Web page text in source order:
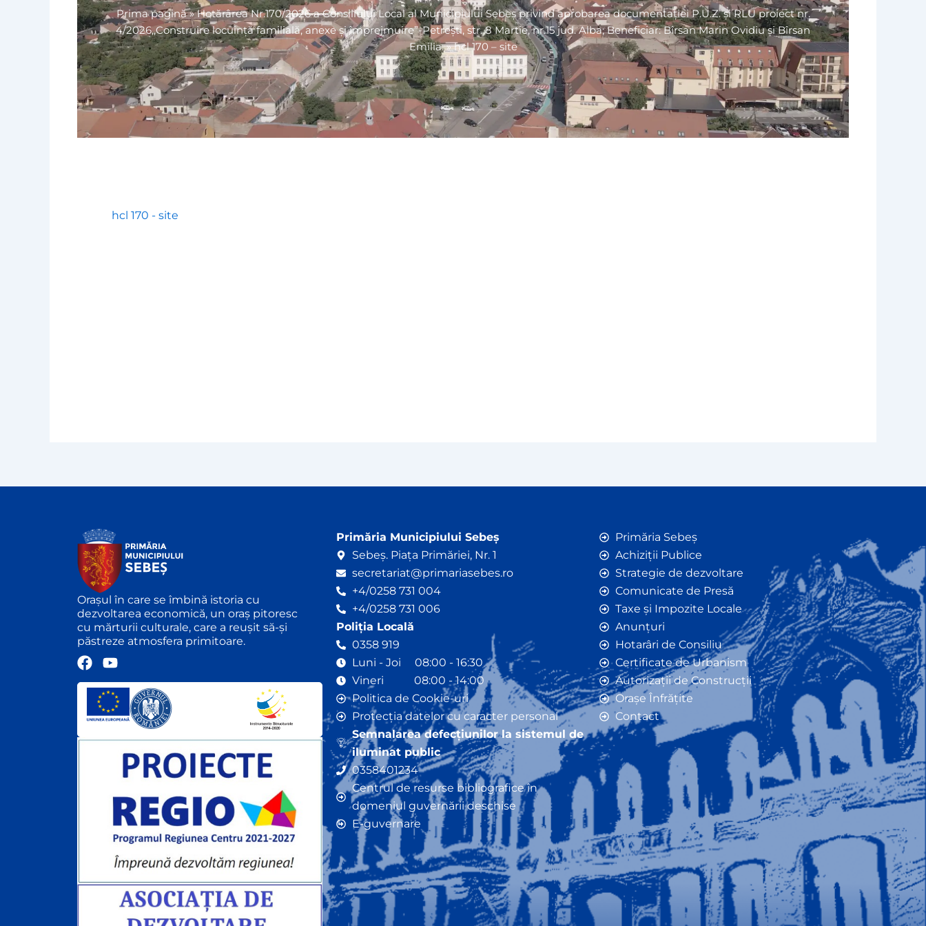
Prima pagină»Hotărârea Nr.170/2026 a Consiliului Local al Municipiului Sebeș privind aprobarea documentației P.U.Z. și RLU proiect nr.
4/2026,,Construire locuință familială, anexe și împrejmuire”-Petrești, str. 8 Martie, nr.15 jud. Alba; Beneficiar: Bîrsan Marin Ovidiu și Bîrsan
Emilia.»hcl 170 – site
hcl 170 - site
Orașul în care se îmbină istoria cu
dezvoltarea economică, un oraș pitoresc
cu mărturii culturale, care a reușit să-și
păstreze atmosfera primitoare.
F
c
b
o
Y
u
t
u
b
Primăria Municipiului Sebeș
Sebeș. Piața Primăriei, Nr. 1
secretariat@primariasebes.ro
+4/0258 731 004
+4/0258 731 006
Poliția Locală
0358 919
Luni - Joi 08:00 - 16:30
Vineri 08:00 - 14:00
Politica de Cookie-uri
Protecția datelor cu caracter personal
Semnalarea defecțiunilor la sistemul de
iluminat public
0358401234
Centrul de resurse bibliografice în
domeniul guvernării deschise
E-guvernare
Primăria Sebeș
Achiziții Publice
Strategie de dezvoltare
Comunicate de Presă
Taxe și Impozite Locale
Anunțuri
Hotarâri de Consiliu
Certificate de Urbanism
Autorizații de Construcții
Orașe Înfrățite
Contact